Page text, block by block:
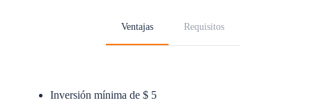
Ventajas Requisitos
Inversión mínima de $ 5